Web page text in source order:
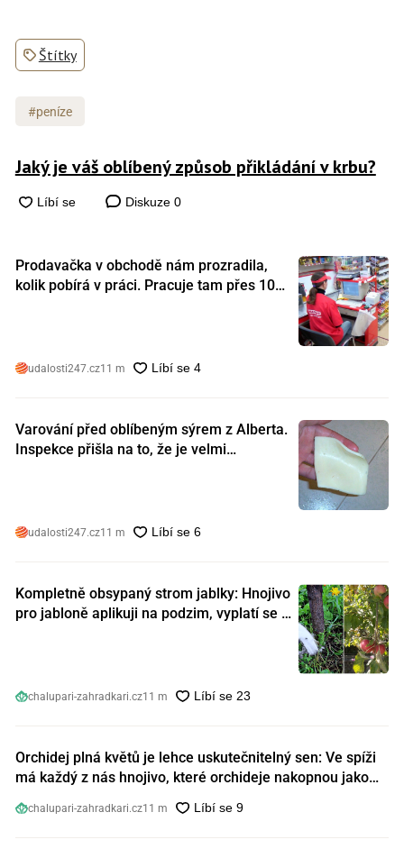
Štítky
#peníze
Jaký je váš oblíbený způsob přikládání v krbu?
Diskuze 0
Prodavačka v obchodě nám prozradila,
kolik pobírá v práci. Pracuje tam přes 10
udalosti247.cz11 m
Varování před oblíbeným sýrem z Alberta.
Inspekce přišla na to, že je velmi
udalosti247.cz11 m
Kompletně obsypaný strom jablky: Hnojivo
pro jabloně aplikuji na podzim, vyplatí se s
chalupari-zahradkari.cz11 m
Orchidej plná květů je lehce uskutečnitelný sen: Ve spíži
má každý z nás hnojivo, které orchideje nakopnou jako
chalupari-zahradkari.cz11 m